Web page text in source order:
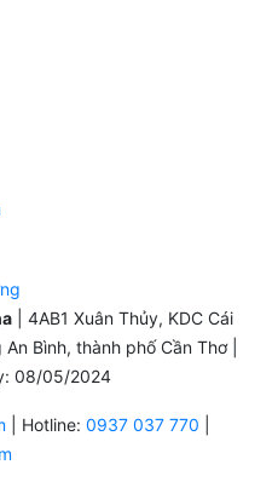
| 4AB1 Xuân Thủy, KDC Cái
Bình, thành phố Cần Thơ |
08/05/2024
| Hotline: 0937 037 770